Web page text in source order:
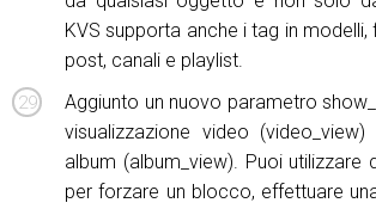
KVS supporta anche i tag in
post, canali e playlist.
Aggiunto un nuovo parametro
visualizzazione video (video_view)
album (album_view). Puoi utilizzare
per forzare un blocco, effettuare